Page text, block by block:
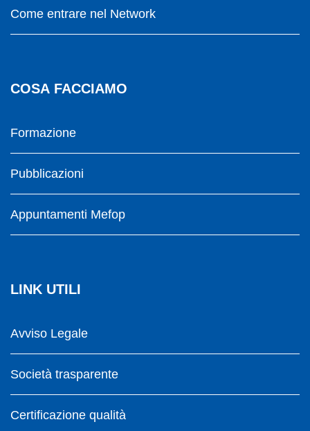
Come entrare nel Network
COSA FACCIAMO
Formazione
Pubblicazioni
Appuntamenti Mefop
LINK UTILI
Avviso Legale
Società trasparente
Certificazione qualità